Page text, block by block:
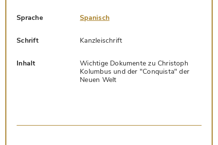
Sprache Spanisch
Schrift Kanzleischrift
Inhalt
Wichtige Dokumente zu Christoph
Kolumbus und der "Conquista" der
Neuen Welt